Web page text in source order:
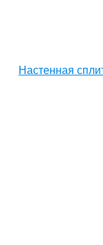
Настенная